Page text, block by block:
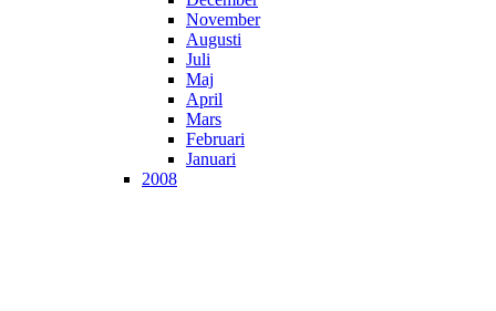
November
Augusti
Juli
Maj
April
Mars
Februari
Januari
2008